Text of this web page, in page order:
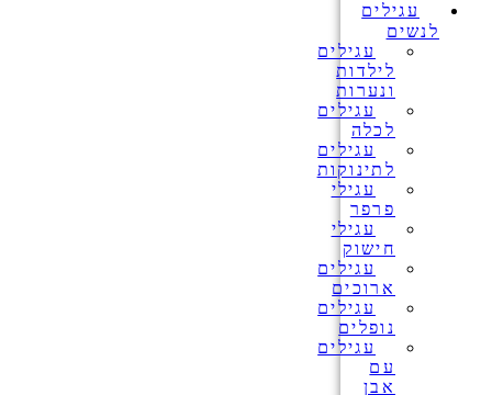
עגילים
לנשים
עגילים
לילדות
ונערות
עגילים
לכלה
עגילים
לתינוקות
עגילי
פרפר
עגילי
חישוק
עגילים
ארוכים
עגילים
נופלים
עגילים
עם
אבן